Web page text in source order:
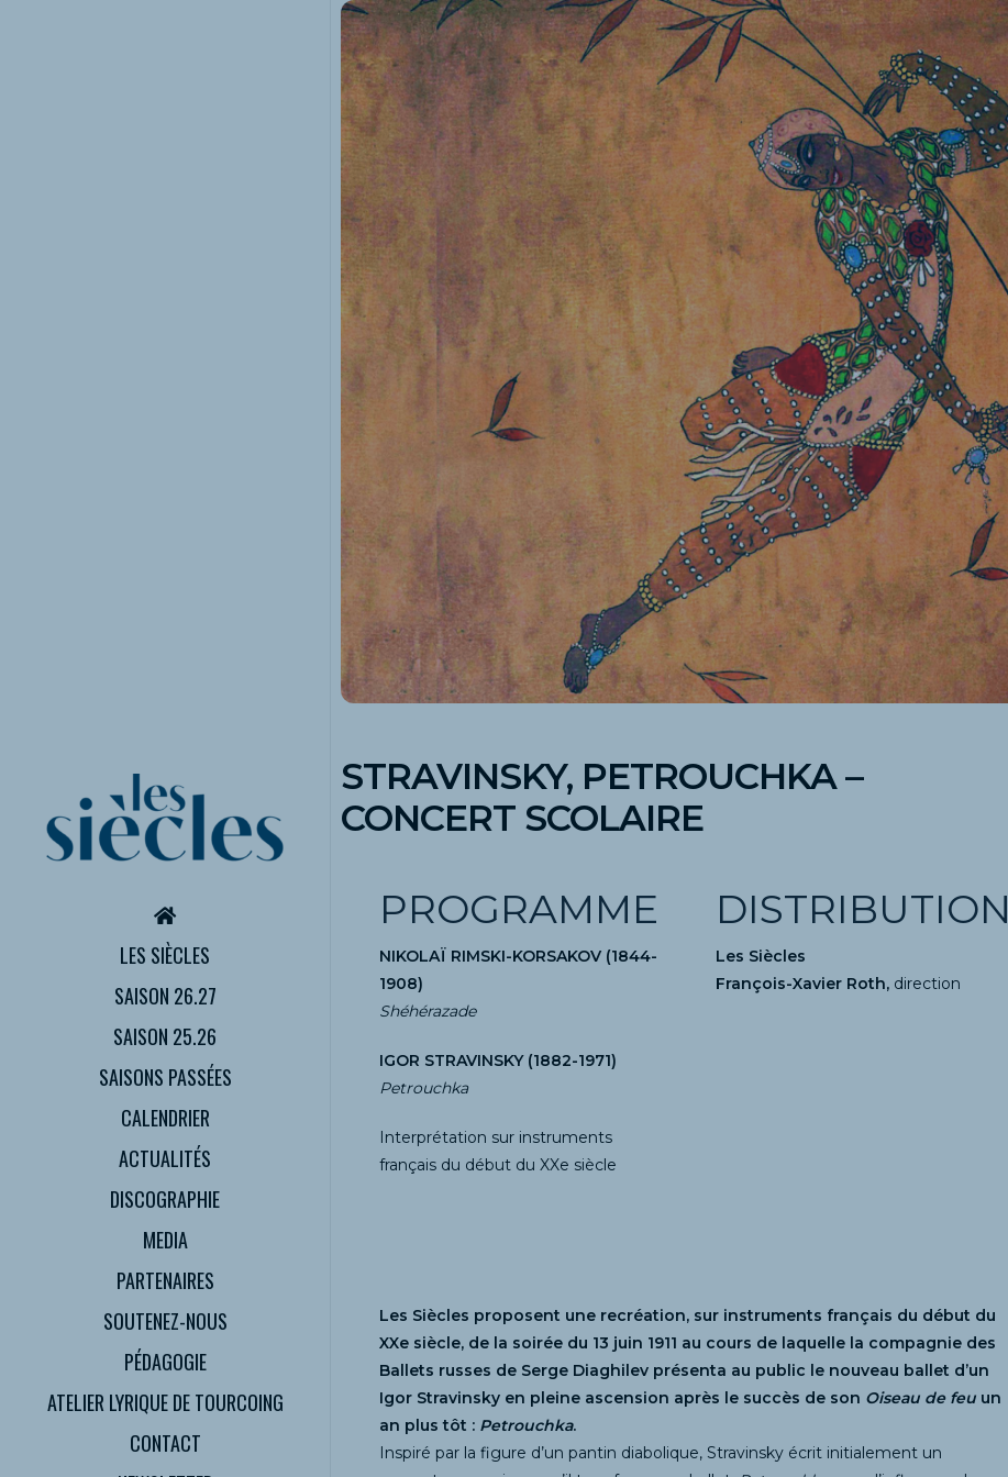
LES SIÈCLES
SAISON 26.27
SAISON 25.26
SAISONS PASSÉES
CALENDRIER
ACTUALITÉS
DISCOGRAPHIE
MEDIA
PARTENAIRES
SOUTENEZ-NOUS
PÉDAGOGIE
ATELIER LYRIQUE DE TOURCOING
CONTACT
STRAVINSKY, PETROUCHKA –
CONCERT SCOLAIRE
PROGRAMME
NIKOLAÏ RIMSKI-KORSAKOV (1844-
1908)
Shéhérazade
IGOR STRAVINSKY (1882-1971)
Petrouchka
Interprétation sur instruments
français du début du XXe siècle
DISTRIBUTION
Les Siècles
François-Xavier Roth,direction
Les Siècles proposent une recréation, sur instruments français du début du
XXe siècle, de la soirée du 13 juin 1911 au cours de laquelle la compagnie des
Ballets russes de Serge Diaghilev présenta au public le nouveau ballet d’un
Igor Stravinsky en pleine ascension après le succès de son Oiseau de feu un
an plus tôt : Petrouchka.
Inspiré par la figure d’un pantin diabolique, Stravinsky écrit initialement un